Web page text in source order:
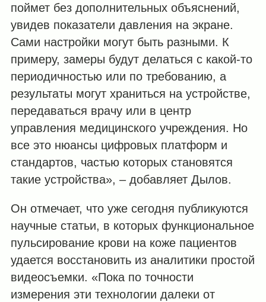
поймет без дополнительных объяснений,
увидев показатели давления на экране.
Сами настройки могут быть разными. К
примеру, замеры будут делаться с какой-то
периодичностью или по требованию, а
результаты могут храниться на устройстве,
передаваться врачу или в центр
управления медицинского учреждения. Но
все это нюансы цифровых платформ и
стандартов, частью которых становятся
такие устройства», – добавляет Дылов.
Он отмечает, что уже сегодня публикуются
научные статьи, в которых функциональное
пульсирование крови на коже пациентов
удается восстановить из аналитики простой
видеосъемки. «Пока по точности
измерения эти технологии далеки от